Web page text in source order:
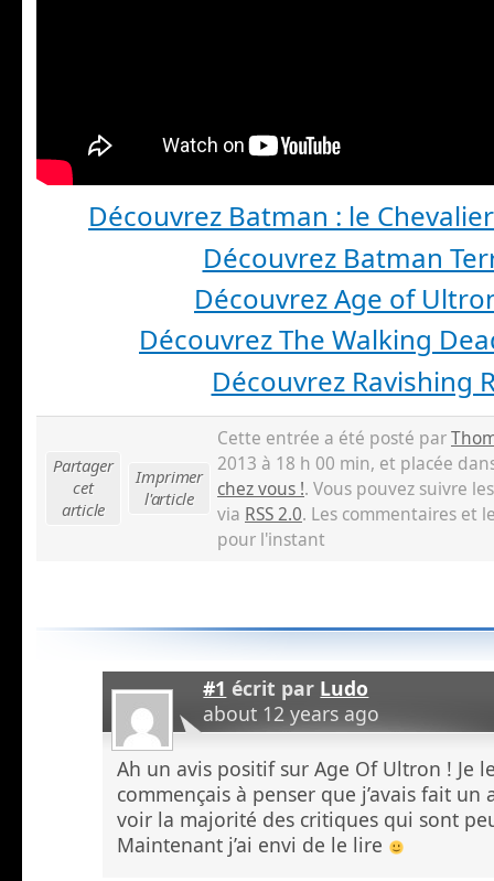
Découvrez Batman : le
Découvrez Batman
Découvrez Age of
Découvrez The Walking
Découvrez Ravishing
Partager
cet
article
Imprimer
l'article
Cette entrée a été posté par
2013 à 18 h 00 min, et placée
chez vous !. Vous pouvez suivre
via RSS 2.0. Les commentaires et
pour l'instant
#1 écrit par Ludo
about 12 years ago
Ah un avis positif sur Age Of Ultron ! Je
commençais à penser que j’avais fait un
voir la majorité des critiques qui sont
Maintenant j’ai envi de le lire